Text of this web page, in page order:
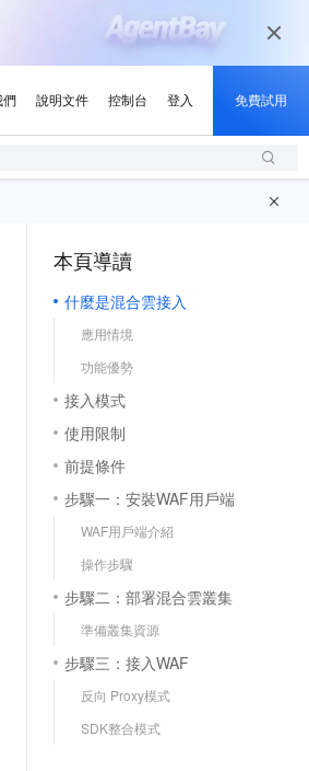
本頁導讀
什麼是混合雲接入
應用情境
功能優勢
接入模式
使用限制
前提條件
步驟一：安裝WAF用戶端
WAF用戶端介紹
操作步驟
步驟二：部署混合雲叢集
準備叢集資源
步驟三：接入WAF
反向 Proxy模式
SDK整合模式